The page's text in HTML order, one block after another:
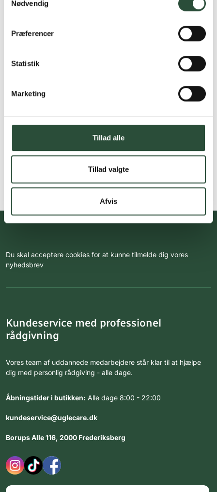
Nødvendig
Præferencer
Statistik
Marketing
Tillad alle
Tillad valgte
Afvis
Du skal acceptere cookies for at kunne tilmelde dig vores
nyhedsbrev
Kundeservice med professionel
rådgivning
Vores team af uddannede medarbejdere står klar til at hjælpe
dig med personlig rådgiving - alle dage.
Åbningstider i butikken: Alle dage 8:00 - 22:00
kundeservice@uglecare.dk
Borups Alle 116, 2000 Frederiksberg